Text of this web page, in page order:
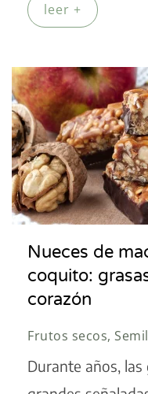
leer +
Nueces de
coquito:
corazón
Frutos secos,
Durante años,